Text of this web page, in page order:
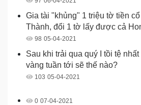
Gia tài "khủng" 1 triệu tờ tiền
Thành, đổi 1 tờ lấy được cả
98 05-04-2021
Sau khi trải qua quý I tồi tệ
vàng tuần tới sẽ thế nào?
103 05-04-2021
0 07-04-2021